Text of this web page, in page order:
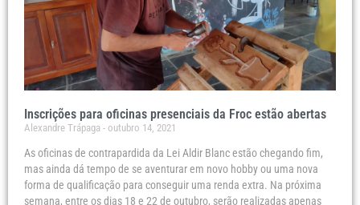
Inscrições para oficinas presenciais da Froc estão abertas
Alexandre Trápaga outubro 14, 2021
As oficinas de contrapardida da Lei Aldir Blanc estão chegando fim,
mas ainda dá tempo de se aventurar em novo hobby ou uma nova
forma de qualificação para conseguir uma renda extra. Na próxima
semana, entre os dias 18 e 22 de outubro, serão realizadas apenas